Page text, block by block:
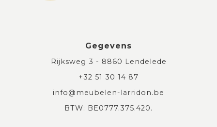
Gegevens
Rijksweg 3 - 8860 Lendelede
+32 51 30 14 87
info@meubelen-larridon.be
BTW: BE0777.375.420.